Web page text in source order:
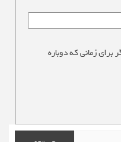
زمانی که دوباره